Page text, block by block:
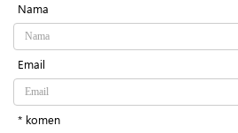
Nama
Email
* komen